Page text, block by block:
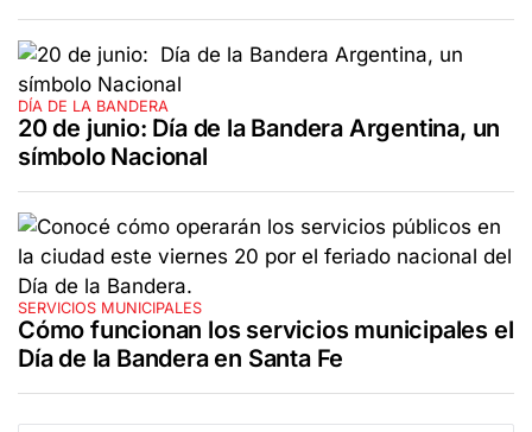
DÍA DE LA BANDERA
20 de junio: Día de la Bandera Argentina, un
símbolo Nacional
SERVICIOS MUNICIPALES
Cómo funcionan los servicios municipales el
Día de la Bandera en Santa Fe